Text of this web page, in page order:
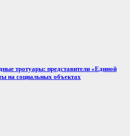
тротуары: представители «Единой
на социальных объектах